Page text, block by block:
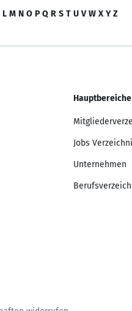
L M N O P Q R S T U V W X Y Z
Hauptbereiche
Jobs
Unternehmen